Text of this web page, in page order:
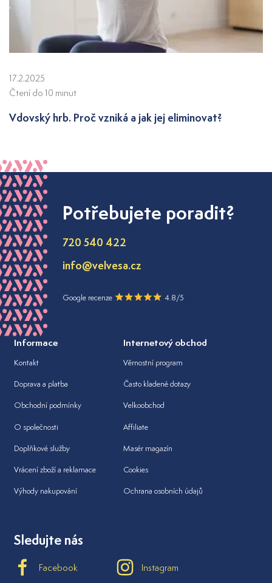
17.2.2025
Čtení do 10 minut
Vdovský hrb. Proč vzniká a jak jej eliminovat?
Potřebujete poradit?
720 540 422
info@velvesa.cz
Google recenze 4.8/5
Informace
Kontakt
Doprava a platba
Obchodní podmínky
O společnosti
Doplňkové služby
Vrácení zboží a reklamace
Výhody nakupování
Internetový obchod
Věrnostní program
Často kladené dotazy
Velkoobchod
Affiliate
Masér magazín
Cookies
Ochrana osobních údajů
Sledujte nás
Facebook Instagram